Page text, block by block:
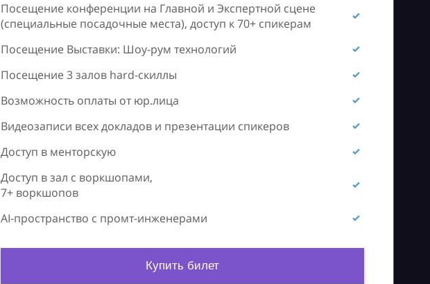
Посещение конференции на Главной и Экспертной сцене
(специальные посадочные места), доступ к 70+ спикерам
Посещение Выставки: Шоу-рум технологий
Посещение 3 залов hard-скиллы
Возможность оплаты от юр.лица
Видеозаписи всех докладов и презентации спикеров
Доступ в менторскую
Доступ в зал с воркшопами,
7+ воркшопов
AI-пространство с промт-инженерами
Купить билет